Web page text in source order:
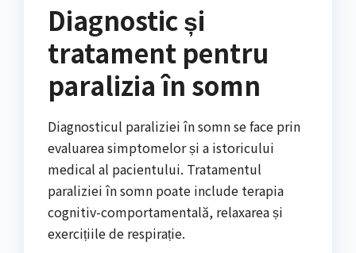
Diagnostic și
tratament pentru
paralizia în somn
Diagnosticul paraliziei în somn se face prin
evaluarea simptomelor și a istoricului
medical al pacientului. Tratamentul
paraliziei în somn poate include terapia
cognitiv-comportamentală, relaxarea și
exercițiile de respirație.